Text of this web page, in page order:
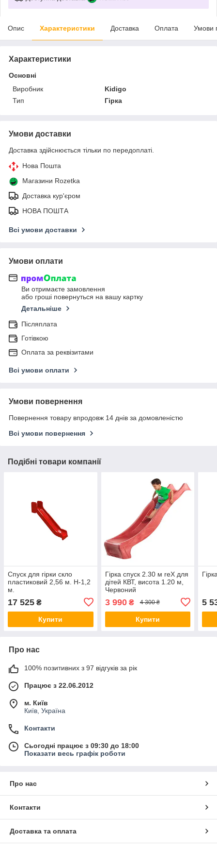
Опис Характеристики Доставка Оплата Умови
Характеристики
Основні
Виробник
Kidigo
Тип
Гірка
Умови доставки
Доставка здійснюється тільки по передоплаті.
Нова Пошта
Магазини Rozetka
Доставка кур'єром
НОВА ПОШТА
Всі умови доставки
Умови оплати
Ви отримаєте замовлення
або гроші повернуться на вашу картку
Детальніше
Післяплата
Готівкою
Оплата за реквізитами
Всі умови оплати
Умови повернення
Повернення товару впродовж 14 днів за домовленістю
Всі умови повернення
Подібні товари компанії
Спуск для гірки скло
пластиковий 2,56 м. H-1,2
м.
17 525 ₴
Купити
Гірка спуск 2.30 м reX для
дітей КВТ, висота 1.20 м,
Червоний
3 990₴ 4 300 ₴
Купити
5
Про нас
100% позитивних з 97 відгуків за рік
Працює з 22.06.2012
м. Київ
Київ, Україна
Контакти
Сьогодні працює з 09:30 до 18:00
Показати весь графік роботи
Про нас
Контакти
Доставка та оплата